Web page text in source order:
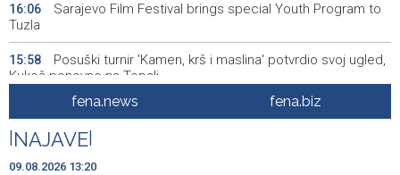
16:06
Sarajevo Film Festival brings special Youth Program to
Tuzla
15:58
Posuški turnir 'Kamen, krš i maslina' potvrdio svoj ugled,
Kukoč ponovno na Topali
Priopćenje za javnost HDZ 1990
14:53
Pentagon pozvao američke odbrambene firme da
ubrzaju proizvodnju oružja usred iscrpljenih zaliha
fena.news fena.biz
NAJAVE
09.08.2026 13:20